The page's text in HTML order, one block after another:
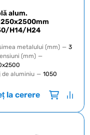
alum.
H14/H24
metalului (mm) — 3
(mm) —
de aluminiu — 1050
la cerere